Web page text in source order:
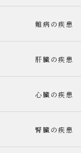
難病の疾患
肝臓の疾患
心臓の疾患
腎臓の疾患